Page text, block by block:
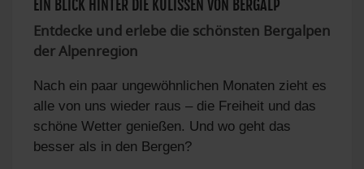
EIN BLICK HINTER DIE KULISSEN VON BERGALP
Entdecke und erlebe die schönsten Bergalpen
der Alpenregion
Nach ein paar ungewöhnlichen Monaten zieht es
alle von uns wieder raus – die Freiheit und das
schöne Wetter genießen. Und wo geht das
besser als in den Bergen?